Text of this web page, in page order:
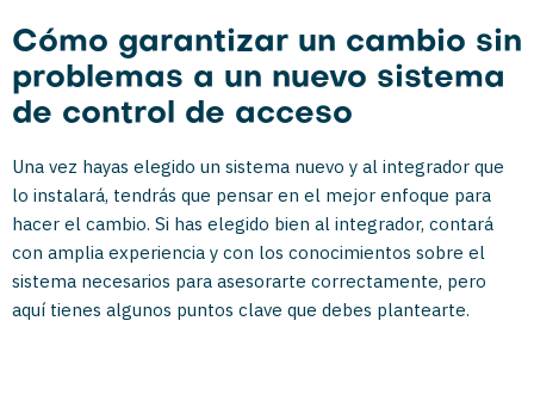
Cómo garantizar un cambio sin
problemas a un nuevo sistema
de control de acceso
Una vez hayas elegido un sistema nuevo y al integrador que
lo instalará, tendrás que pensar en el mejor enfoque para
hacer el cambio. Si has elegido bien al integrador, contará
con amplia experiencia y con los conocimientos sobre el
sistema necesarios para asesorarte correctamente, pero
aquí tienes algunos puntos clave que debes plantearte.